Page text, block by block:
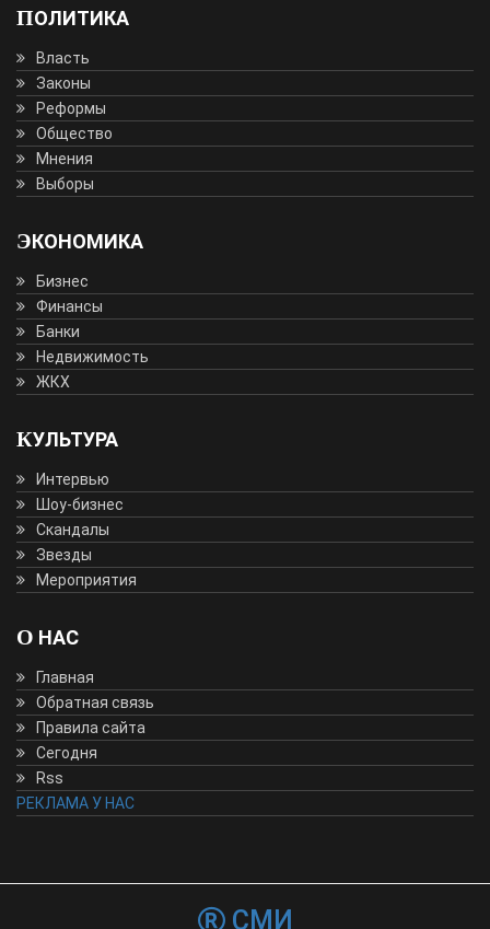
ПОЛИТИКА
Власть
Законы
Реформы
Общество
Мнения
Выборы
ЭКОНОМИКА
Бизнес
Финансы
Банки
Недвижимость
ЖКХ
КУЛЬТУРА
Интервью
Шоу-бизнес
Скандалы
Звезды
Мероприятия
О НАС
Главная
Обратная связь
Правила сайта
Сегодня
Rss
РЕКЛАМА У НАС
СМИ